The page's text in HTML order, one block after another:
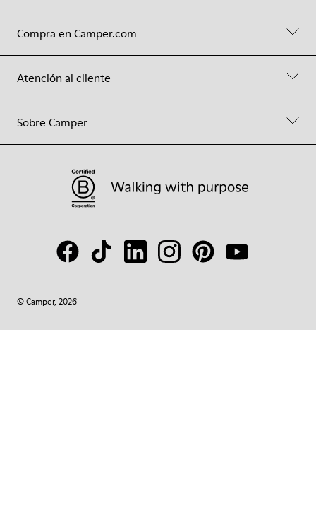
Compra en Camper.com
Atención al cliente
Sobre Camper
© Camper, 2026